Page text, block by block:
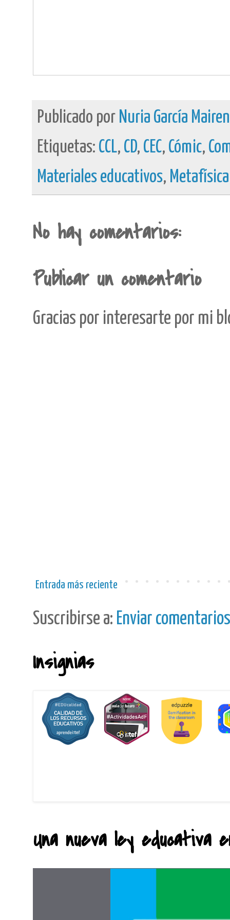
Publicado por Nuria García
Etiquetas: CCL, CD, CEC, Cómic,
Materiales educativos, Metafísica
No hay comentarios:
Publicar un comentario
Gracias por interesarte por mi
Entrada más reciente
Suscribirse a: Enviar
Insignias
Una nueva ley educativa